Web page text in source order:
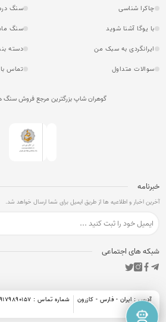
چاکرا شناسی
سنگ
با یوگا آشنا شوید
سنگ
ایرانگردی به سبک من
دسته
سوالات متداول
تماس
گوهران شاپ بزرگترین مرجع فروش
خبرنامه
آخرین اخبار و اطلاعیه ها از طریق ایمیل برای شما ارسال خواهد شد.
شبکه های اجتماعی
آدرس : ایران - فارس - کازرون شماره تماس : 09179890157